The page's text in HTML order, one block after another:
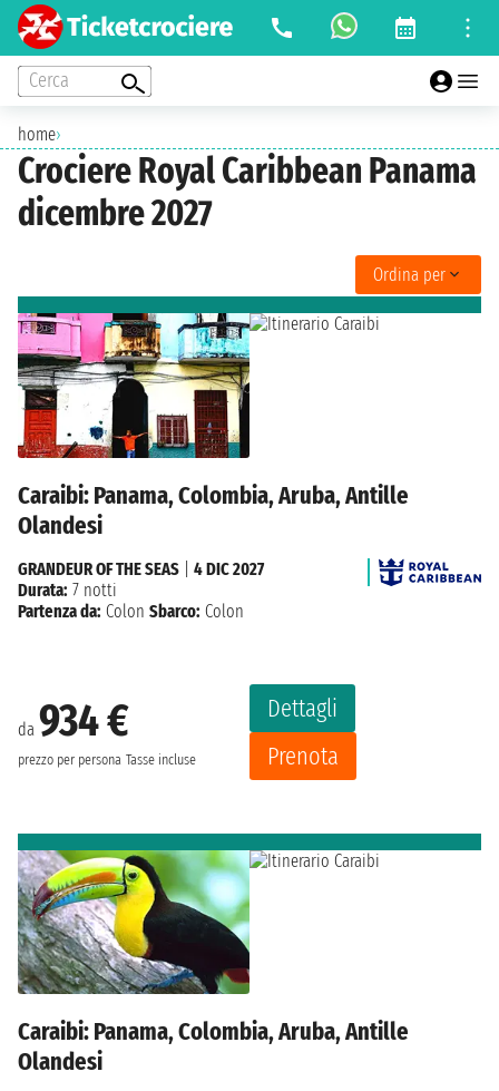
Cerca
home›
Crociere Royal Caribbean Panama
dicembre 2027
Ordina per
Caraibi: Panama, Colombia, Aruba, Antille
Olandesi
da 934 €
prezzo per persona Tasse incluse
Dettagli
Prenota
GRANDEUR OF THE SEAS
4 DIC 2027
Durata: 7 notti
Partenza da: Colon Sbarco: Colon
Caraibi: Panama, Colombia, Aruba, Antille
Olandesi